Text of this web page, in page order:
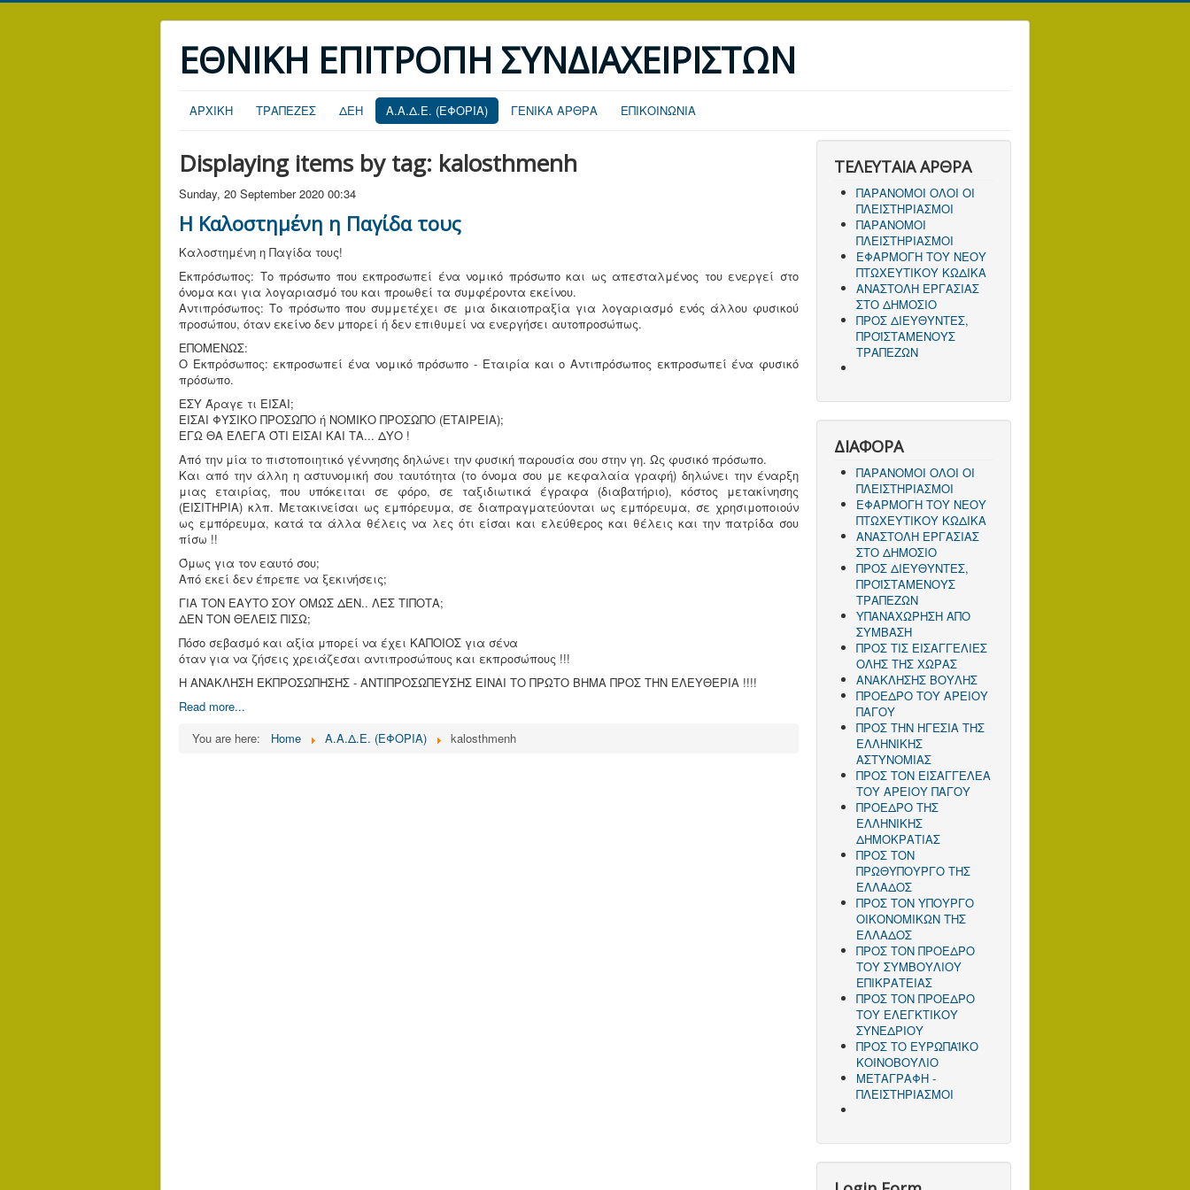
ΕΘΝΙΚΗ ΕΠΙΤΡΟΠΗ ΣΥΝΔΙΑΧΕΙΡΙΣΤΩΝ
ΑΡΧΙΚΗ ΤΡΑΠΕΖΕΣ ΔΕΗ Α.Α.Δ.Ε. (ΕΦΟΡΙΑ) ΓΕΝΙΚΑ ΑΡΘΡΑ ΕΠΙΚΟΙΝΩΝΙΑ
Displaying items by tag: kalosthmenh
Sunday, 20 September 2020 00:34
Η Καλοστημένη η Παγίδα τους
Καλοστημένη η Παγίδα τους!
Εκπρόσωπος: Το πρόσωπο που εκπροσωπεί ένα νομικό πρόσωπο και ως απεσταλμένος του ενεργεί στο
όνομα και για λογαριασμό του και προωθεί τα συμφέροντα εκείνου.
Αντιπρόσωπος: Το πρόσωπο που συμμετέχει σε μια δικαιοπραξία για λογαριασμό ενός άλλου φυσικού
προσώπου, όταν εκείνο δεν μπορεί ή δεν επιθυμεί να ενεργήσει αυτοπροσώπως.
ΕΠΟΜΕΝΩΣ:
Ο Εκπρόσωπος: εκπροσωπεί ένα νομικό πρόσωπο - Εταιρία και ο Αντιπρόσωπος εκπροσωπεί ένα φυσικό
πρόσωπο.
ΕΣΥ Άραγε τι ΕΙΣΑΙ;
ΕΙΣΑΙ ΦΥΣΙΚΟ ΠΡΟΣΩΠΟ ή ΝΟΜΙΚΟ ΠΡΟΣΩΠΟ (ΕΤΑΙΡΕΙΑ);
ΕΓΩ ΘΑ ΈΛΕΓΑ ΌΤΙ ΕΙΣΑΙ ΚΑΙ ΤΑ... ΔΥΟ !
Από την μία το πιστοποιητικό γέννησης δηλώνει την φυσική παρουσία σου στην γη. Ως φυσικό πρόσωπο.
Και από την άλλη η αστυνομική σου ταυτότητα (το όνομα σου με κεφαλαία γραφή) δηλώνει την έναρξη
μιας εταιρίας, που υπόκειται σε φόρο, σε ταξιδιωτικά έγραφα (διαβατήριο), κόστος μετακίνησης
(ΕΙΣΙΤΗΡΙΑ) κλπ. Μετακινείσαι ως εμπόρευμα, σε διαπραγματεύονται ως εμπόρευμα, σε χρησιμοποιούν
ως εμπόρευμα, κατά τα άλλα θέλεις να λες ότι είσαι και ελεύθερος και θέλεις και την πατρίδα σου
πίσω !!
Όμως για τον εαυτό σου;
Από εκεί δεν έπρεπε να ξεκινήσεις;
ΓΙΑ ΤΟΝ ΕΑΥΤΟ ΣΟΥ ΟΜΩΣ ΔΕΝ.. ΛΕΣ ΤΙΠΟΤΑ;
ΔΕΝ ΤΟΝ ΘΕΛΕΙΣ ΠΙΣΩ;
Πόσο σεβασμό και αξία μπορεί να έχει ΚΑΠΟΙΟΣ για σένα
όταν για να ζήσεις χρειάζεσαι αντιπροσώπους και εκπροσώπους !!!
Η ΑΝΑΚΛΗΣΗ ΕΚΠΡΟΣΩΠΗΣΗΣ - ΑΝΤΙΠΡΟΣΩΠΕΥΣΗΣ ΕΙΝΑΙ ΤΟ ΠΡΩΤΟ ΒΗΜΑ ΠΡΟΣ ΤΗΝ ΕΛΕΥΘΕΡΙΑ !!!!
Read more...
You are here:
Home Α.Α.Δ.Ε. (ΕΦΟΡΙΑ) kalosthmenh
ΤΕΛΕΥΤΑΙΑ ΑΡΘΡΑ
ΠΑΡΑΝΟΜΟΙ ΟΛΟΙ ΟΙ
ΠΛΕΙΣΤΗΡΙΑΣΜΟΙ
ΠΑΡΑΝΟΜΟΙ
ΠΛΕΙΣΤΗΡΙΑΣΜΟΙ
ΕΦΑΡΜΟΓΗ ΤΟΥ ΝΕΟΥ
ΠΤΩΧΕΥΤΙΚΟΥ ΚΩΔΙΚΑ
ΑΝΑΣΤΟΛΗ ΕΡΓΑΣΙΑΣ
ΣΤΟ ΔΗΜΟΣΙΟ
ΠΡΟΣ ΔΙΕΥΘΥΝΤΕΣ,
ΠΡΟΪΣΤΑΜΕΝΟΥΣ
ΤΡΑΠΕΖΩΝ
ΔΙΑΦΟΡΑ
ΠΑΡΑΝΟΜΟΙ ΟΛΟΙ ΟΙ
ΠΛΕΙΣΤΗΡΙΑΣΜΟΙ
ΕΦΑΡΜΟΓΗ ΤΟΥ ΝΕΟΥ
ΠΤΩΧΕΥΤΙΚΟΥ ΚΩΔΙΚΑ
ΑΝΑΣΤΟΛΗ ΕΡΓΑΣΙΑΣ
ΣΤΟ ΔΗΜΟΣΙΟ
ΠΡΟΣ ΔΙΕΥΘΥΝΤΕΣ,
ΠΡΟΪΣΤΑΜΕΝΟΥΣ
ΤΡΑΠΕΖΩΝ
ΥΠΑΝΑΧΩΡΗΣΗ ΑΠΟ
ΣΥΜΒΑΣΗ
ΠΡΟΣ ΤΙΣ ΕΙΣΑΓΓΕΛΙΕΣ
ΟΛΗΣ ΤΗΣ ΧΩΡΑΣ
ΑΝΑΚΛΗΣΗΣ ΒΟΥΛΗΣ
ΠΡΟΕΔΡΟ ΤΟΥ ΑΡΕΙΟΥ
ΠΑΓΟΥ
ΠΡΟΣ ΤΗΝ ΗΓΕΣΙΑ ΤΗΣ
ΕΛΛΗΝΙΚΗΣ
ΑΣΤΥΝΟΜΙΑΣ
ΠΡΟΣ ΤΟΝ ΕΙΣΑΓΓΕΛΕΑ
ΤΟΥ ΑΡΕΙΟΥ ΠΑΓΟΥ
ΠΡΟΕΔΡΟ ΤΗΣ
ΕΛΛΗΝΙΚΗΣ
ΔΗΜΟΚΡΑΤΙΑΣ
ΠΡΟΣ ΤΟΝ
ΠΡΩΘΥΠΟΥΡΓΟ ΤΗΣ
ΕΛΛΑΔΟΣ
ΠΡΟΣ TΟΝ ΥΠΟΥΡΓΟ
ΟΙΚΟΝΟΜΙΚΩΝ ΤΗΣ
ΕΛΛΑΔΟΣ
ΠΡΟΣ ΤΟΝ ΠΡΟΕΔΡΟ
ΤΟΥ ΣΥΜΒΟΥΛΙΟΥ
ΕΠΙΚΡΑΤΕΙΑΣ
ΠΡΟΣ ΤΟΝ ΠΡΟΕΔΡΟ
ΤΟΥ ΕΛΕΓΚΤΙΚΟΥ
ΣΥΝΕΔΡΙΟΥ
ΠΡΟΣ ΤΟ ΕΥΡΩΠΑΪΚΟ
ΚΟΙΝΟΒΟΥΛΙΟ
ΜΕΤΑΓΡΑΦΗ -
ΠΛΕΙΣΤΗΡΙΑΣΜΟΙ